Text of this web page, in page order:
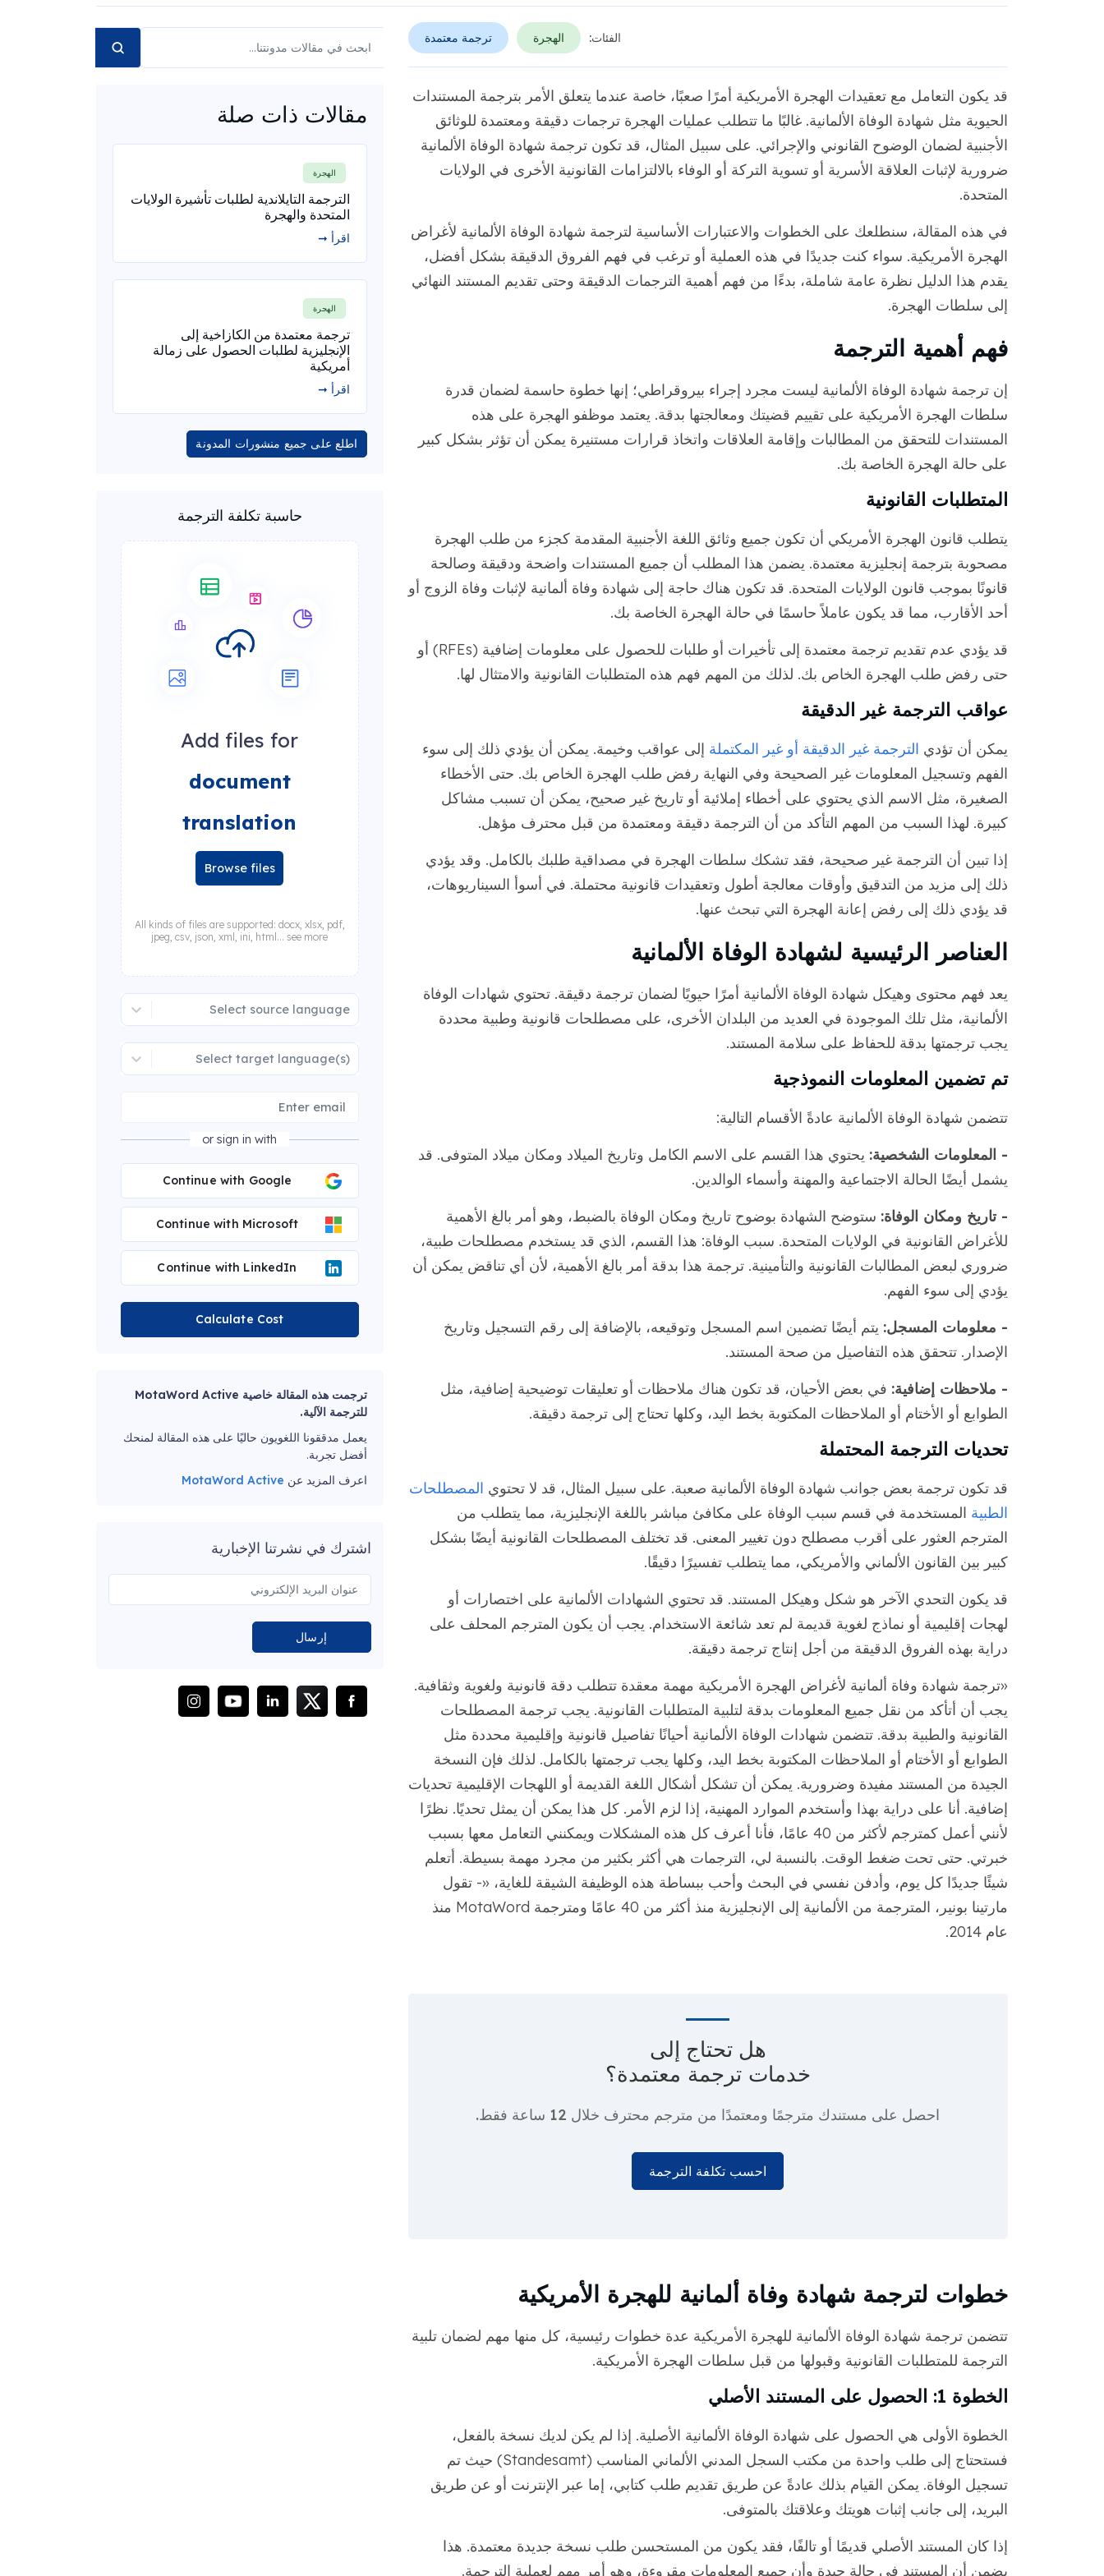
الفئات: الهجرة ترجمة معتمدة
قد يكون التعامل مع تعقيدات الهجرة الأمريكية أمرًا صعبًا، خاصة عندما يتعلق الأمر بترجمة المستندات
الحيوية مثل شهادة الوفاة الألمانية. غالبًا ما تتطلب عمليات الهجرة ترجمات دقيقة ومعتمدة للوثائق
الأجنبية لضمان الوضوح القانوني والإجرائي. على سبيل المثال، قد تكون ترجمة شهادة الوفاة الألمانية
ضرورية لإثبات العلاقة الأسرية أو تسوية التركة أو الوفاء بالالتزامات القانونية الأخرى في الولايات
المتحدة.
في هذه المقالة، سنطلعك على الخطوات والاعتبارات الأساسية لترجمة شهادة الوفاة الألمانية لأغراض
الهجرة الأمريكية. سواء كنت جديدًا في هذه العملية أو ترغب في فهم الفروق الدقيقة بشكل أفضل،
يقدم هذا الدليل نظرة عامة شاملة، بدءًا من فهم أهمية الترجمات الدقيقة وحتى تقديم المستند النهائي
إلى سلطات الهجرة.
فهم أهمية الترجمة
إن ترجمة شهادة الوفاة الألمانية ليست مجرد إجراء بيروقراطي؛ إنها خطوة حاسمة لضمان قدرة
سلطات الهجرة الأمريكية على تقييم قضيتك ومعالجتها بدقة. يعتمد موظفو الهجرة على هذه
المستندات للتحقق من المطالبات وإقامة العلاقات واتخاذ قرارات مستنيرة يمكن أن تؤثر بشكل كبير
على حالة الهجرة الخاصة بك.
المتطلبات القانونية
يتطلب قانون الهجرة الأمريكي أن تكون جميع وثائق اللغة الأجنبية المقدمة كجزء من طلب الهجرة
مصحوبة بترجمة إنجليزية معتمدة. يضمن هذا المطلب أن جميع المستندات واضحة ودقيقة وصالحة
قانونًا بموجب قانون الولايات المتحدة. قد تكون هناك حاجة إلى شهادة وفاة ألمانية لإثبات وفاة الزوج أو
أحد الأقارب، مما قد يكون عاملاً حاسمًا في حالة الهجرة الخاصة بك.
قد يؤدي عدم تقديم ترجمة معتمدة إلى تأخيرات أو طلبات للحصول على معلومات إضافية (RFEs) أو
حتى رفض طلب الهجرة الخاص بك. لذلك من المهم فهم هذه المتطلبات القانونية والامتثال لها.
عواقب الترجمة غير الدقيقة
يمكن أن تؤدي الترجمة غير الدقيقة أو غير المكتملة إلى عواقب وخيمة. يمكن أن يؤدي ذلك إلى سوء
الفهم وتسجيل المعلومات غير الصحيحة وفي النهاية رفض طلب الهجرة الخاص بك. حتى الأخطاء
الصغيرة، مثل الاسم الذي يحتوي على أخطاء إملائية أو تاريخ غير صحيح، يمكن أن تسبب مشاكل
كبيرة. لهذا السبب من المهم التأكد من أن الترجمة دقيقة ومعتمدة من قبل محترف مؤهل.
إذا تبين أن الترجمة غير صحيحة، فقد تشكك سلطات الهجرة في مصداقية طلبك بالكامل. وقد يؤدي
ذلك إلى مزيد من التدقيق وأوقات معالجة أطول وتعقيدات قانونية محتملة. في أسوأ السيناريوهات،
قد يؤدي ذلك إلى رفض إعانة الهجرة التي تبحث عنها.
العناصر الرئيسية لشهادة الوفاة الألمانية
يعد فهم محتوى وهيكل شهادة الوفاة الألمانية أمرًا حيويًا لضمان ترجمة دقيقة. تحتوي شهادات الوفاة
الألمانية، مثل تلك الموجودة في العديد من البلدان الأخرى، على مصطلحات قانونية وطبية محددة
يجب ترجمتها بدقة للحفاظ على سلامة المستند.
تم تضمين المعلومات النموذجية
تتضمن شهادة الوفاة الألمانية عادةً الأقسام التالية:
- المعلومات الشخصية: يحتوي هذا القسم على الاسم الكامل وتاريخ الميلاد ومكان ميلاد المتوفى. قد
يشمل أيضًا الحالة الاجتماعية والمهنة وأسماء الوالدين.
- تاريخ ومكان الوفاة: ستوضح الشهادة بوضوح تاريخ ومكان الوفاة بالضبط، وهو أمر بالغ الأهمية
للأغراض القانونية في الولايات المتحدة. سبب الوفاة: هذا القسم، الذي قد يستخدم مصطلحات طبية،
ضروري لبعض المطالبات القانونية والتأمينية. ترجمة هذا بدقة أمر بالغ الأهمية، لأن أي تناقض يمكن أن
يؤدي إلى سوء الفهم.
- معلومات المسجل: يتم أيضًا تضمين اسم المسجل وتوقيعه، بالإضافة إلى رقم التسجيل وتاريخ
الإصدار. تتحقق هذه التفاصيل من صحة المستند.
- ملاحظات إضافية: في بعض الأحيان، قد تكون هناك ملاحظات أو تعليقات توضيحية إضافية، مثل
الطوابع أو الأختام أو الملاحظات المكتوبة بخط اليد، وكلها تحتاج إلى ترجمة دقيقة.
تحديات الترجمة المحتملة
قد تكون ترجمة بعض جوانب شهادة الوفاة الألمانية صعبة. على سبيل المثال، قد لا تحتوي المصطلحات
الطبية المستخدمة في قسم سبب الوفاة على مكافئ مباشر باللغة الإنجليزية، مما يتطلب من
المترجم العثور على أقرب مصطلح دون تغيير المعنى. قد تختلف المصطلحات القانونية أيضًا بشكل
كبير بين القانون الألماني والأمريكي، مما يتطلب تفسيرًا دقيقًا.
قد يكون التحدي الآخر هو شكل وهيكل المستند. قد تحتوي الشهادات الألمانية على اختصارات أو
لهجات إقليمية أو نماذج لغوية قديمة لم تعد شائعة الاستخدام. يجب أن يكون المترجم المحلف على
دراية بهذه الفروق الدقيقة من أجل إنتاج ترجمة دقيقة.
«ترجمة شهادة وفاة ألمانية لأغراض الهجرة الأمريكية مهمة معقدة تتطلب دقة قانونية ولغوية وثقافية.
يجب أن أتأكد من نقل جميع المعلومات بدقة لتلبية المتطلبات القانونية. يجب ترجمة المصطلحات
القانونية والطبية بدقة. تتضمن شهادات الوفاة الألمانية أحيانًا تفاصيل قانونية وإقليمية محددة مثل
الطوابع أو الأختام أو الملاحظات المكتوبة بخط اليد، وكلها يجب ترجمتها بالكامل. لذلك فإن النسخة
الجيدة من المستند مفيدة وضرورية. يمكن أن تشكل أشكال اللغة القديمة أو اللهجات الإقليمية تحديات
إضافية. أنا على دراية بهذا وأستخدم الموارد المهنية، إذا لزم الأمر. كل هذا يمكن أن يمثل تحديًا. نظرًا
لأنني أعمل كمترجم لأكثر من 40 عامًا، فأنا أعرف كل هذه المشكلات ويمكنني التعامل معها بسبب
خبرتي. حتى تحت ضغط الوقت. بالنسبة لي، الترجمات هي أكثر بكثير من مجرد مهمة بسيطة. أتعلم
شيئًا جديدًا كل يوم، وأدفن نفسي في البحث وأحب ببساطة هذه الوظيفة الشيقة للغاية، «- تقول
مارتينا بونير، المترجمة من الألمانية إلى الإنجليزية منذ أكثر من 40 عامًا ومترجمة MotaWord منذ
عام 2014.
هل تحتاج إلى
خدمات ترجمة معتمدة؟
احصل على مستندك مترجمًا ومعتمدًا من مترجم محترف خلال 12 ساعة فقط.
احسب تكلفة الترجمة
خطوات لترجمة شهادة وفاة ألمانية للهجرة الأمريكية
تتضمن ترجمة شهادة الوفاة الألمانية للهجرة الأمريكية عدة خطوات رئيسية، كل منها مهم لضمان تلبية
الترجمة للمتطلبات القانونية وقبولها من قبل سلطات الهجرة الأمريكية.
الخطوة 1: الحصول على المستند الأصلي
الخطوة الأولى هي الحصول على شهادة الوفاة الألمانية الأصلية. إذا لم يكن لديك نسخة بالفعل،
فستحتاج إلى طلب واحدة من مكتب السجل المدني الألماني المناسب (Standesamt) حيث تم
تسجيل الوفاة. يمكن القيام بذلك عادةً عن طريق تقديم طلب كتابي، إما عبر الإنترنت أو عن طريق
البريد، إلى جانب إثبات هويتك وعلاقتك بالمتوفى.
إذا كان المستند الأصلي قديمًا أو تالفًا، فقد يكون من المستحسن طلب نسخة جديدة معتمدة. هذا
يضمن أن المستند في حالة جيدة وأن جميع المعلومات مقروءة، وهو أمر مهم لعملية الترجمة.
مقالات ذات صلة
الهجرة
الترجمة التايلاندية لطلبات تأشيرة الولايات
المتحدة والهجرة
اقرأ ➞
الهجرة
ترجمة معتمدة من الكازاخية إلى
الإنجليزية لطلبات الحصول على زمالة
أمريكية
اقرأ ➞
اطلع على جميع منشورات المدونة
حاسبة تكلفة الترجمة
Add files for
document
translation
Browse files
All kinds of files are supported: docx, xlsx, pdf,
jpeg, csv, json, xml, ini, html... see more
Select source language
Select target language(s)
or sign in with
Continue with Google
Continue with Microsoft
Continue with LinkedIn
Calculate Cost
ترجمت هذه المقالة خاصية MotaWord Active
للترجمة الآلية.
يعمل مدققونا اللغويون حاليًا على هذه المقالة لمنحك
أفضل تجربة.
اعرف المزيد عن MotaWord Active
اشترك في نشرتنا الإخبارية
إرسال